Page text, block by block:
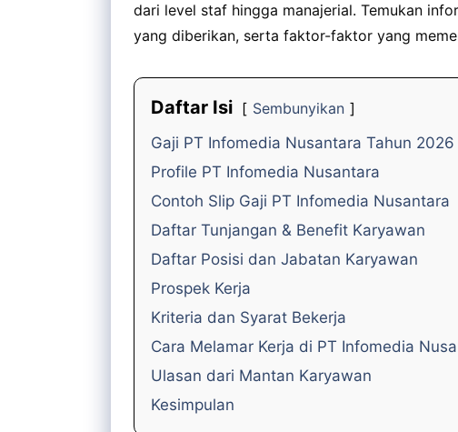
dari level staf hingga manajerial. Temukan
yang diberikan, serta faktor-faktor yang
Daftar Isi
Sembunyikan
Gaji PT Infomedia Nusantara Tahun 2026
Profile PT Infomedia Nusantara
Contoh Slip Gaji PT Infomedia Nusantara
Daftar Tunjangan & Benefit Karyawan
Daftar Posisi dan Jabatan Karyawan
Prospek Kerja
Kriteria dan Syarat Bekerja
Cara Melamar Kerja di PT Infomedia
Ulasan dari Mantan Karyawan
Kesimpulan